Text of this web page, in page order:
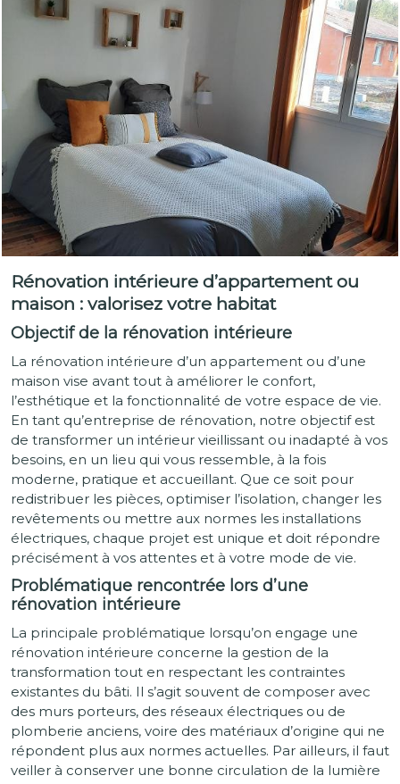
Rénovation intérieure d’appartement ou
maison : valorisez votre habitat
Objectif de la rénovation intérieure
La rénovation intérieure d’un appartement ou d’une
maison vise avant tout à améliorer le confort,
l’esthétique et la fonctionnalité de votre espace de vie.
En tant qu’entreprise de rénovation, notre objectif est
de transformer un intérieur vieillissant ou inadapté à vos
besoins, en un lieu qui vous ressemble, à la fois
moderne, pratique et accueillant. Que ce soit pour
redistribuer les pièces, optimiser l’isolation, changer les
revêtements ou mettre aux normes les installations
électriques, chaque projet est unique et doit répondre
précisément à vos attentes et à votre mode de vie.
Problématique rencontrée lors d’une
rénovation intérieure
La principale problématique lorsqu’on engage une
rénovation intérieure concerne la gestion de la
transformation tout en respectant les contraintes
existantes du bâti. Il s’agit souvent de composer avec
des murs porteurs, des réseaux électriques ou de
plomberie anciens, voire des matériaux d’origine qui ne
répondent plus aux normes actuelles. Par ailleurs, il faut
veiller à conserver une bonne circulation de la lumière